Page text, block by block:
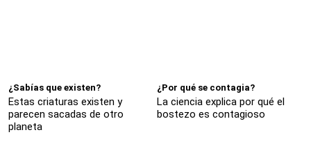
¿Sabías que existen?
Estas criaturas existen y
parecen sacadas de otro
planeta
¿Por qué se contagia?
La ciencia explica por qué el
bostezo es contagioso